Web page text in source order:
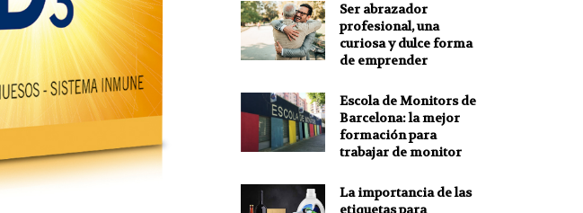
Ser abrazador
profesional, una
curiosa y dulce forma
de emprender
Escola de Monitors de
Barcelona: la mejor
formación para
trabajar de monitor
La importancia de las
etiquetas para